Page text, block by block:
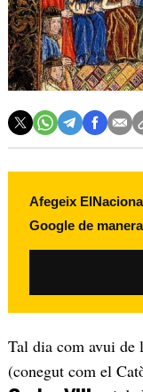
Afegeix
Google de
Tal dia com avui de
(conegut com el